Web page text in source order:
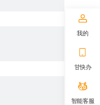
我的
甘快办
智能客服